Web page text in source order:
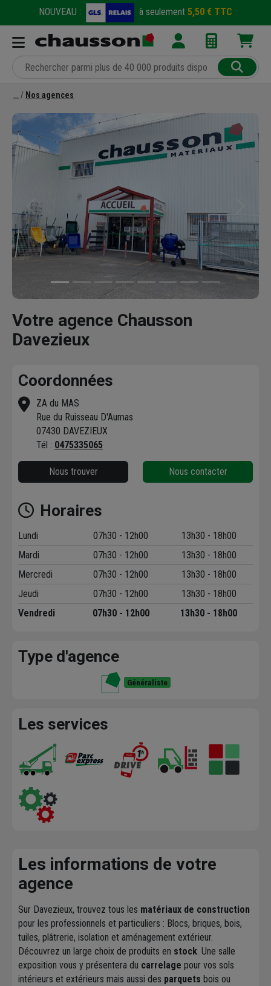
NOUVEAU : à seulement 5,50 € TTC
Nos agences
Précédent Suivant
Votre agence Chausson
Davezieux
Coordonnées
ZA du MAS
Rue du Ruisseau D'Aumas
07430 DAVEZIEUX
Tél : 0475335065
Nous trouver Nous contacter
Horaires
Lundi 07h30 - 12h00
13h30 - 18h00
Mardi
07h30 - 12h00
13h30 - 18h00
Mercredi
07h30 - 12h00
13h30 - 18h00
Jeudi
07h30 - 12h00
13h30 - 18h00
Vendredi
07h30 - 12h00 13h30 - 18h00
Type d'agence
Généraliste
Les services
Les informations de votre
agence
Sur Davezieux, trouvez tous les matériaux de construction
pour les professionnels et particuliers : Blocs, briques, bois,
tuiles, plâtrerie, isolation et aménagement extérieur.
Découvrez un large choix de produits en stock. Une salle
exposition vous y présentera du carrelage pour vos sols
intérieurs et extérieurs mais aussi des parquets bois ou